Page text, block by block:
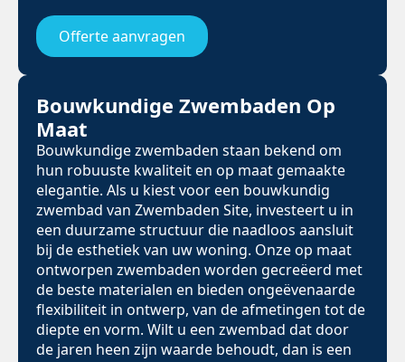
Offerte aanvragen
Bouwkundige Zwembaden Op
Maat
Bouwkundige zwembaden staan bekend om
hun robuuste kwaliteit en op maat gemaakte
elegantie. Als u kiest voor een bouwkundig
zwembad van Zwembaden Site, investeert u in
een duurzame structuur die naadloos aansluit
bij de esthetiek van uw woning. Onze op maat
ontworpen zwembaden worden gecreëerd met
de beste materialen en bieden ongeëvenaarde
flexibiliteit in ontwerp, van de afmetingen tot de
diepte en vorm. Wilt u een zwembad dat door
de jaren heen zijn waarde behoudt, dan is een